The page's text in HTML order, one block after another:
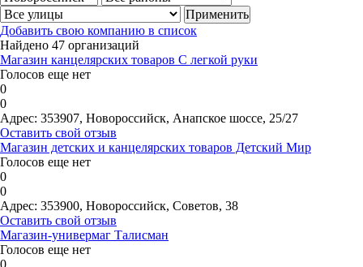
Добавить свою компанию в список
Найдено 47 организаций
Магазин канцелярских товаров С легкой руки
Голосов еще нет
0
0
Адрес: 353907, Новороссийск, Анапское шоссе, 25/27
Оставить свой отзыв
Магазин детских и канцелярских товаров Детский Мир
Голосов еще нет
0
0
Адрес: 353900, Новороссийск, Советов, 38
Оставить свой отзыв
Магазин-универмаг Талисман
Голосов еще нет
0